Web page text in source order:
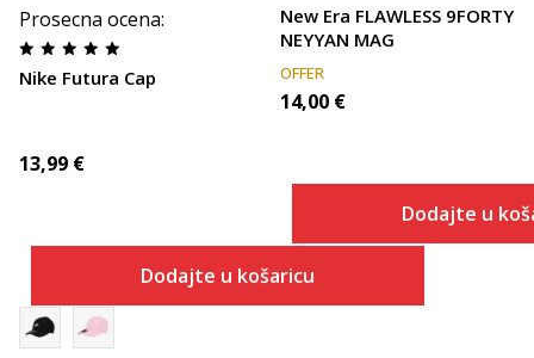
Prosecna ocena:
Nike Futura Cap
13,99 €
Dodajte u košaricu
New Era FLAWLESS 9FORTY
NEYYAN MAG
OFFER
14,00 €
Dodajte u